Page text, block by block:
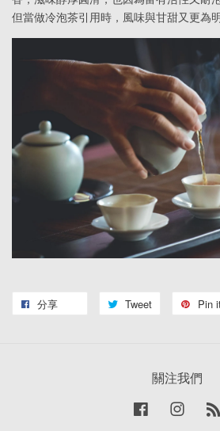
但當做冷泡茶引用時，風味與甘甜又更為明
分享 Tweet Pin
關注我們
Facebook